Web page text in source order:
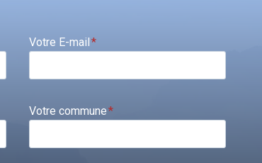
Votre E-mail*
Votre commune*